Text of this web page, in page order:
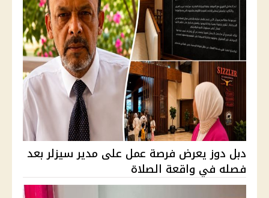
دبل دوز يعرض فرصة عمل على مدير سيزلر بعد
فصله في واقعة الصلاة